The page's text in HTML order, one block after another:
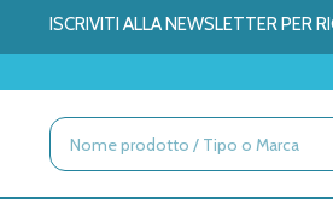
ISCRIVITI ALLA NEWSLETTER PER
Ricerca